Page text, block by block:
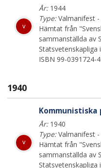
v
År:1944
Type:Valmanifest -
Hämtat från
sammanställda av
Statsvetenskapliga
ISBN 99-0391724-4
1940
v
År:1940
Type:Valmanifest -
Hämtat från
sammanställda av
Statsvetenskapliga